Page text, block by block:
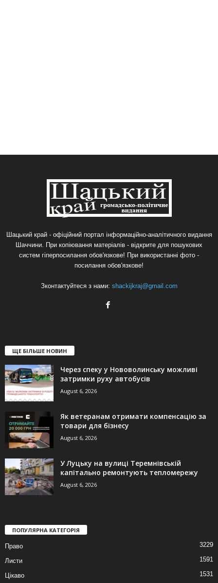
Шацький край - офіційний портал інформаційно-аналітичного видання
Шаччини. При копіювання матеріалів - відкрите для пошукових
систем гіперпосилання обов'язкове! При використанні фото -
посилання обов'язкове!
Зконтактуйтеся з нами: shackijkraj@gmail.com
ЩЕ БІЛЬШЕ НОВИН
Через спеку у Нововолинську можливі
затримки руху автобусів
August 6, 2026
Як ветеранам отримати компенсацію за
товари для бізнесу
August 6, 2026
У Луцьку на вулиці Теремнівській
капітально ремонтують тепломережу
August 6, 2026
ПОПУЛЯРНА КАТЕГОРІЯ
Право 3229
Листи 1591
Цікаво 1531